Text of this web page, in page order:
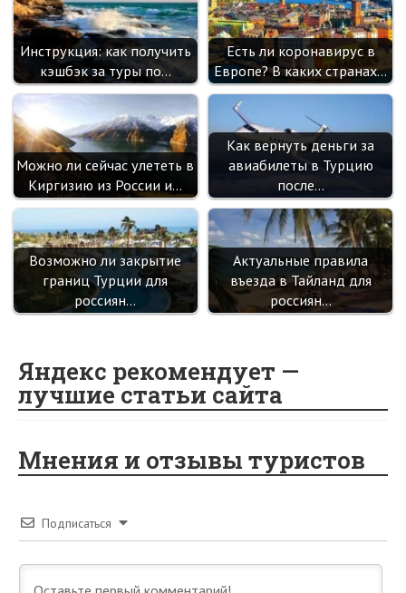
Инструкция: как получить
кэшбэк за туры по…
Есть ли коронавирус в
Европе? В каких странах…
Можно ли сейчас улететь в
Киргизию из России и…
Как вернуть деньги за
авиабилеты в Турцию
после…
Возможно ли закрытие
границ Турции для
россиян…
Актуальные правила
въезда в Тайланд для
россиян…
Яндекс рекомендует —
лучшие статьи сайта
Мнения и отзывы туристов
Подписаться